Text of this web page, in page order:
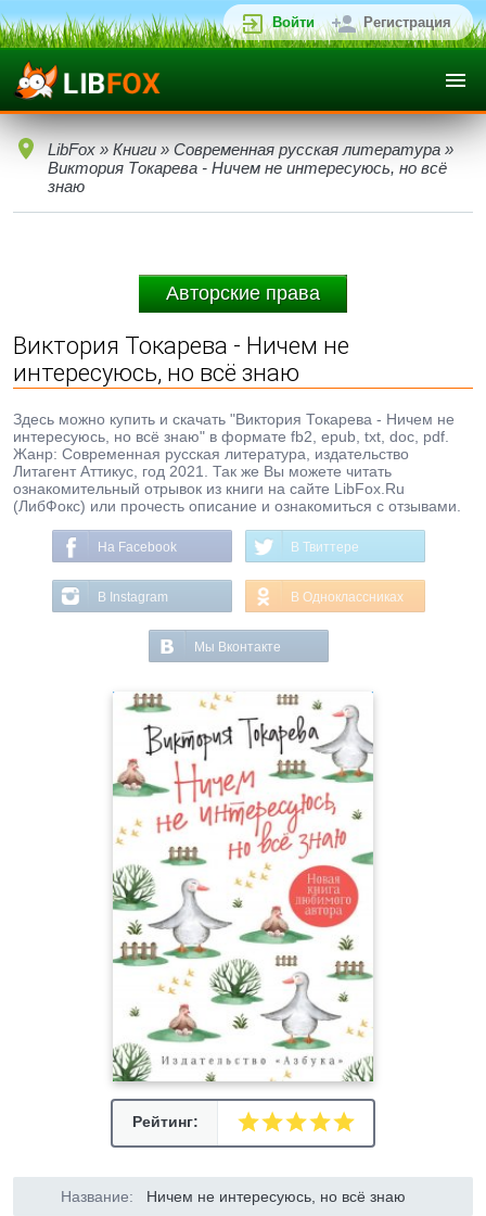
Войти Регистрация
LibFox » Книги » Современная русская литература »
Виктория Токарева - Ничем не интересуюсь, но всё
знаю
Авторские права
Виктория Токарева - Ничем не
интересуюсь, но всё знаю
Здесь можно купить и скачать "Виктория Токарева - Ничем не
интересуюсь, но всё знаю" в формате fb2, epub, txt, doc, pdf.
Жанр: Современная русская литература, издательство
Литагент Аттикус, год 2021. Так же Вы можете читать
ознакомительный отрывок из книги на сайте LibFox.Ru
(ЛибФокс) или прочесть описание и ознакомиться с отзывами.
На Facebook В Твиттере
В Instagram В Одноклассниках
Мы Вконтакте
Рейтинг:
Название: Ничем не интересуюсь, но всё знаю